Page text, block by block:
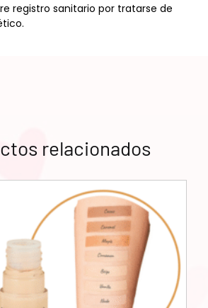
registro sanitario por tratarse de
relacionados